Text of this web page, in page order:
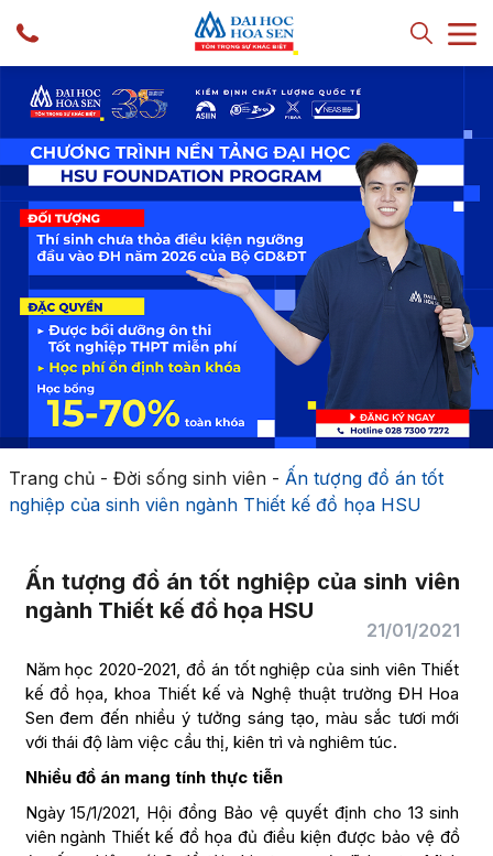
Trang chủ- Đời sống sinh viên- Ấn tượng đồ án tốt
nghiệp của sinh viên ngành Thiết kế đồ họa HSU
Ấn tượng đồ án tốt nghiệp của sinh viên
ngành Thiết kế đồ họa HSU
21/01/2021
Năm học 2020-2021, đồ án tốt nghiệp của sinh viên Thiết
kế đồ họa, khoa Thiết kế và Nghệ thuật trường ĐH Hoa
Sen đem đến nhiều ý tưởng sáng tạo, màu sắc tươi mới
với thái độ làm việc cầu thị, kiên trì và nghiêm túc.
Nhiều đồ án mang tính thực tiễn
Ngày 15/1/2021, Hội đồng Bảo vệ quyết định cho 13 sinh
viên ngành Thiết kế đồ họa đủ điều kiện được bảo vệ đồ